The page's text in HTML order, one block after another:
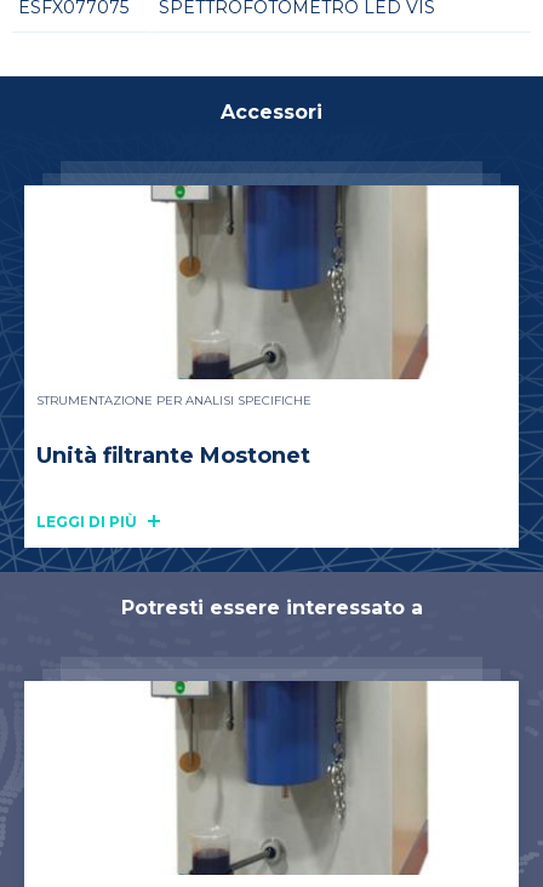
ESFX077075 SPETTROFOTOMETRO LED VIS
Accessori
STRUMENTAZIONE PER ANALISI SPECIFICHE
Unità filtrante Mostonet
LEGGI DI PIÙ
Potresti essere interessato a